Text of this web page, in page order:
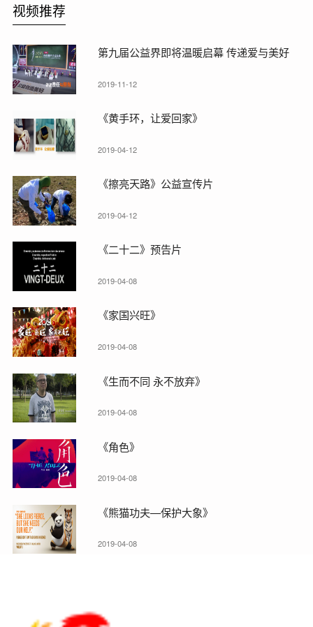
视频推荐
第九届公益界即将温暖启幕 传递爱与美好
2019-11-12
《黄手环，让爱回家》
2019-04-12
《擦亮天路》公益宣传片
2019-04-12
《二十二》预告片
2019-04-08
《家国兴旺》
2019-04-08
《生而不同 永不放弃》
2019-04-08
《角色》
2019-04-08
《熊猫功夫—保护大象》
2019-04-08